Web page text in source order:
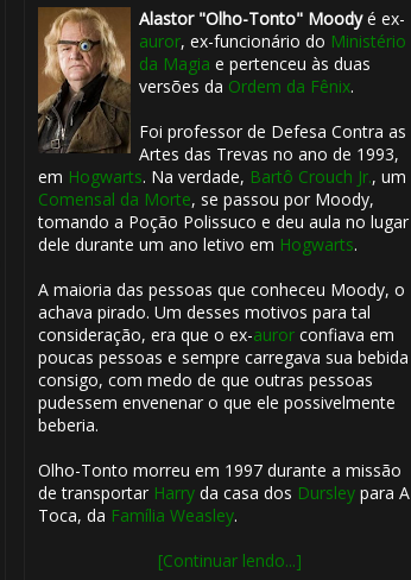
Alastor "Olho-Tonto" Moodyé ex-
auror, ex-funcionário do Ministério
da Magia e pertenceu às duas
versões da Ordem da Fênix.
Foi professor de Defesa Contra as
Artes das Trevas no ano de 1993,
em Hogwarts. Na verdade, Bartô Crouch Jr., um
Comensal da Morte, se passou por Moody,
tomando a Poção Polissuco e deu aula no lugar
dele durante um ano letivo em Hogwarts.
A maioria das pessoas que conheceu Moody, o
achava pirado. Um desses motivos para tal
consideração, era que o ex-aurorconfiava em
poucas pessoas e sempre carregava sua bebida
consigo, com medo de que outras pessoas
pudessem envenenar o que ele possivelmente
beberia.
Olho-Tonto morreu em 1997 durante a missão
de transportar Harryda casa dos Dursleypara A
Toca, da Família Weasley.
[Continuar lendo...]